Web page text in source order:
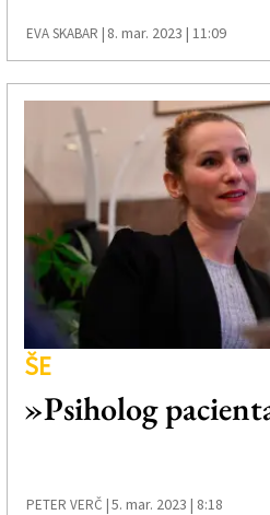
EVA SKABAR | 8. mar. 2023 | 11:09
ŠE
»Psiholog
PETER VERČ |5. mar. 2023 | 8:18